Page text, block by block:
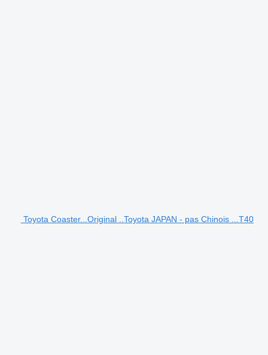
Toyota Coaster...Original ..Toyota JAPAN - pas Chinois ...T40